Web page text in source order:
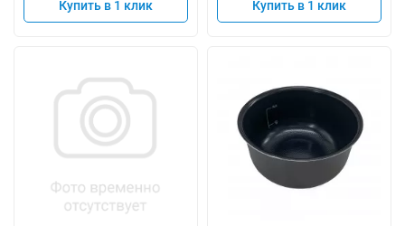
Купить в 1 клик Купить в 1 клик